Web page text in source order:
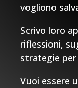
vogliono
Scrivo loro
riflessioni,
strategie
Vuoi essere